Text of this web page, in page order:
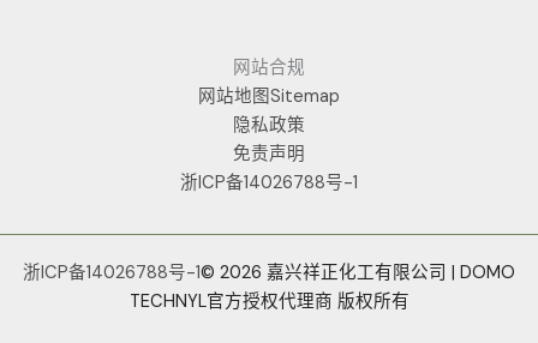
网站合规
网站地图Sitemap
隐私政策
免责声明
浙ICP备14026788号-1
浙ICP备14026788号-1© 2026 嘉兴祥正化工有限公司 | DOMO
TECHNYL官方授权代理商 版权所有